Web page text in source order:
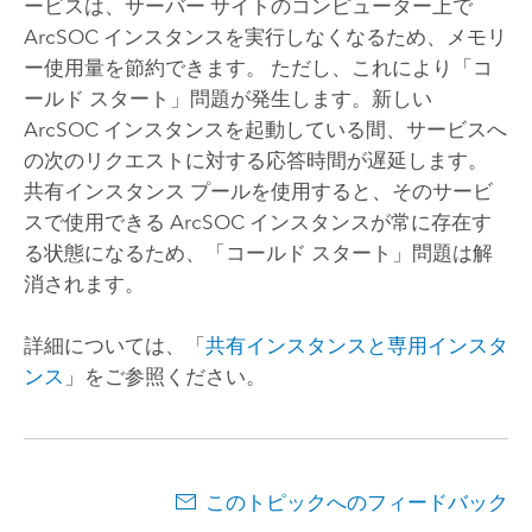
ービスは、サーバー サイトのコンピューター上で
ArcSOC インスタンスを実行しなくなるため、メモリ
ー使用量を節約できます。 ただし、これにより「コ
ールド スタート」問題が発生します。新しい
ArcSOC インスタンスを起動している間、サービスへ
の次のリクエストに対する応答時間が遅延します。
共有インスタンス プールを使用すると、そのサービ
スで使用できる ArcSOC インスタンスが常に存在す
る状態になるため、「コールド スタート」問題は解
消されます。
詳細については、「共有インスタンスと専用インスタ
ンス 」をご参照ください。
このトピックへのフィードバック